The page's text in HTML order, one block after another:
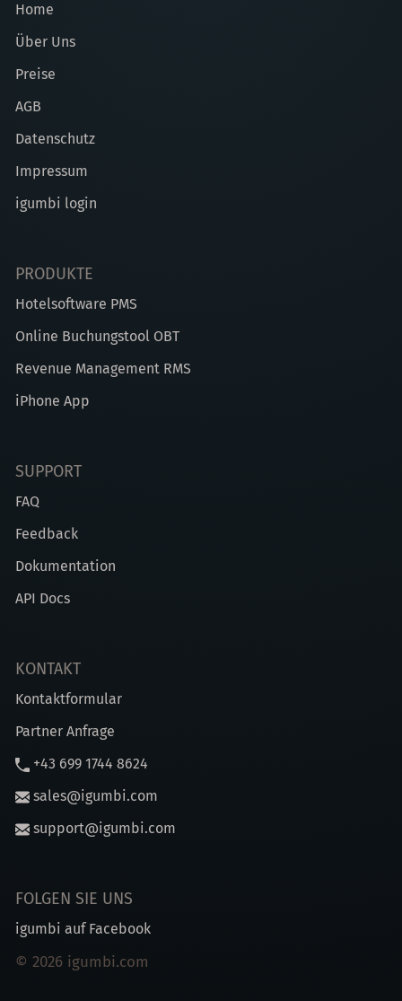
Home
Über Uns
Preise
AGB
Datenschutz
Impressum
igumbi login
PRODUKTE
Hotelsoftware PMS
Online Buchungstool OBT
Revenue Management RMS
iPhone App
SUPPORT
FAQ
Feedback
Dokumentation
API Docs
KONTAKT
Kontaktformular
Partner Anfrage
+43 699 1744 8624
sales@igumbi.com
support@igumbi.com
FOLGEN SIE UNS
igumbi auf Facebook
© 2026 igumbi.com